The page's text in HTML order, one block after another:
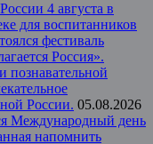
4 августа в
для воспитанников
фестиваль
Россия».
познавательной
России. 05.08.2026
Международный день
напомнить